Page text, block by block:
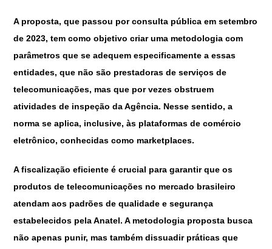
A proposta, que passou por consulta pública em setembro
de 2023, tem como objetivo criar uma metodologia com
parâmetros que se adequem especificamente a essas
entidades, que não são prestadoras de serviços de
telecomunicações, mas que por vezes obstruem
atividades de inspeção da Agência. Nesse sentido, a
norma se aplica, inclusive, às plataformas de comércio
eletrônico, conhecidas como marketplaces.
A fiscalização eficiente é crucial para garantir que os
produtos de telecomunicações no mercado brasileiro
atendam aos padrões de qualidade e segurança
estabelecidos pela Anatel. A metodologia proposta busca
não apenas punir, mas também dissuadir práticas que